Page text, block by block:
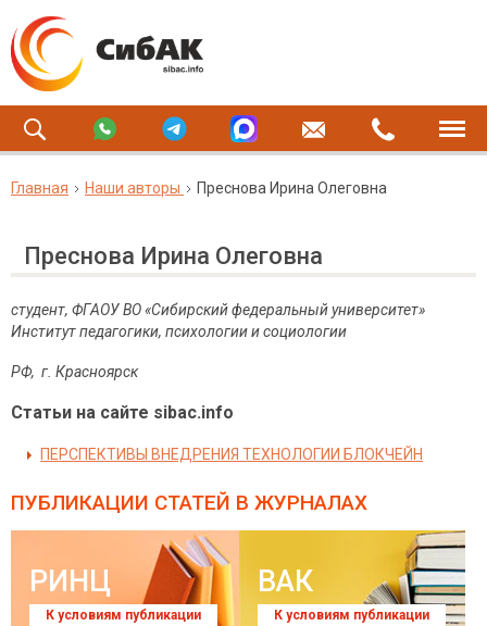
Главная Наши авторы Преснова Ирина Олеговна
Преснова Ирина Олеговна
студент, ФГАОУ ВО «Сибирский федеральный университет»
Институт педагогики, психологии и социологии
РФ, г. Красноярск
Статьи на сайте sibac.info
ПЕРСПЕКТИВЫ ВНЕДРЕНИЯ ТЕХНОЛОГИИ БЛОКЧЕЙН
ПУБЛИКАЦИИ СТАТЕЙ В ЖУРНАЛАХ
РИНЦ
К условиям публикации
ВАК
К условиям публикации